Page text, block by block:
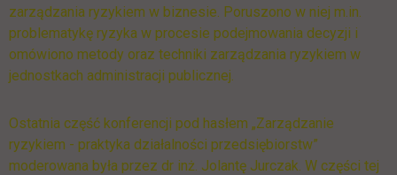
zarządzania ryzykiem w biznesie. Poruszono w niej m.in.
problematykę ryzyka w procesie podejmowania decyzji i
omówiono metody oraz techniki zarządzania ryzykiem w
jednostkach administracji publicznej.
Ostatnia część konferencji pod hasłem „Zarządzanie
ryzykiem - praktyka działalności przedsiębiorstw”
moderowana była przez dr inż. Jolantę Jurczak. W części tej